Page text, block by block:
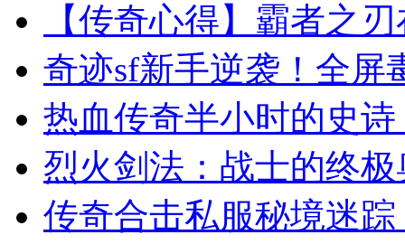
【传奇心得】霸者之
奇迹sf新手逆袭！全屏
热血传奇半小时的史
烈火剑法：战士的终
传奇合击私服秘境迷踪